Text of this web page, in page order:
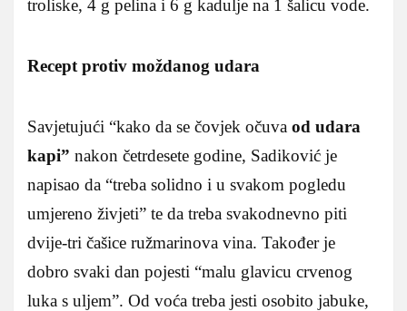
troliske, 4 g pelina i 6 g kadulje na 1 šalicu vode.
Recept protiv moždanog udara
Savjetujući “kako da se čovjek očuva od udara
kapi” nakon četrdesete godine, Sadiković je
napisao da “treba solidno i u svakom pogledu
umjereno živjeti” te da treba svakodnevno piti
dvije-tri čašice ružmarinova vina. Također je
dobro svaki dan pojesti “malu glavicu crvenog
luka s uljem”. Od voća treba jesti osobito jabuke,